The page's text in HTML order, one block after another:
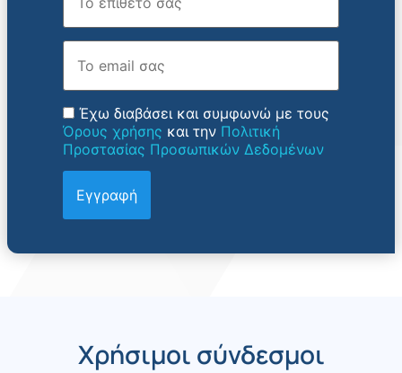
Email
Έχω διαβάσει και συμφωνώ με τους
Όρους χρήσης και την Πολιτική
Προστασίας Προσωπικών Δεδομένων
Χρήσιμοι σύνδεσμοι